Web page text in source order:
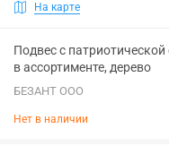
На карте
Подвес с
в ассортименте, дерево
БЕЗАНТ ООО
Нет в наличии